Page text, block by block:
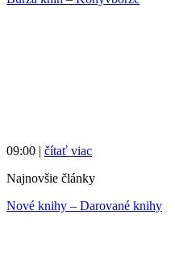
09:00 | čítať viac
Najnovšie články
Nové knihy – Darované knihy